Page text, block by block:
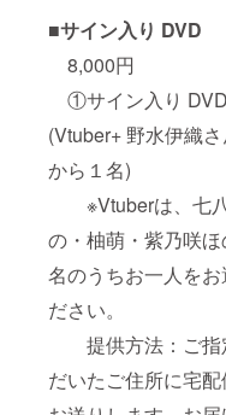
■サイン入り DVD
8,000円
①サイン入り DVD
(Vtuber+ 野水伊織
から１名)
※Vtuberは、七
の・柚萌・紫乃咲ほ
名のうちお一人をお
ださい。
提供方法：ご指
だいたご住所に宅配